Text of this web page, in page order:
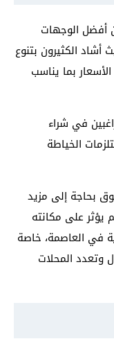
أفضل الوجهات
الكثيرون بتنوع
بما يناسب
في شراء
الخياطة
بحاجة إلى مزيد
يؤثر على مكانته
في العاصمة، خاصة
وتعدد المحلات